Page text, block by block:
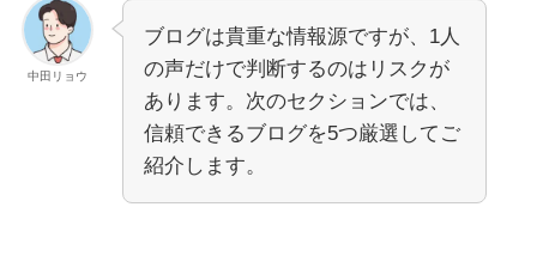
中田リョウ
ブログは貴重な情報源ですが、1人
の声だけで判断するのはリスクが
あります。次のセクションでは、
信頼できるブログを5つ厳選してご
紹介します。